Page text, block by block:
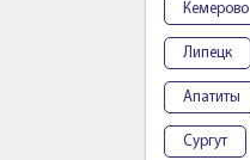
Кемерово
Липецк
Апатиты
Сургут